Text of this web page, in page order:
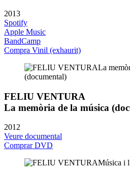
2013
Spotify
Apple Music
BandCamp
Compra Vinil (exhaurit)
FELIU VENTURA
La memòria de la música
2012
Veure documental
Comprar DVD